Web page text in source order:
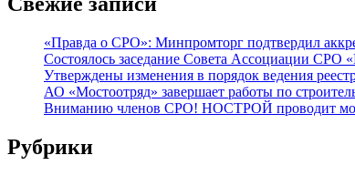
«Правда о СРО»: Минпромторг подтвердил
Состоялось заседание Совета Ассоциации СРО
Утверждены изменения в порядок ведения
АО «Мостоотряд» завершает работы по
Вниманию членов СРО! НОСТРОЙ проводит
Рубрики